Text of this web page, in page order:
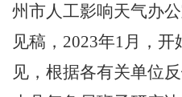
州市人工影响天气办
见稿， 2023年1 月，开
见，根据各有关单位